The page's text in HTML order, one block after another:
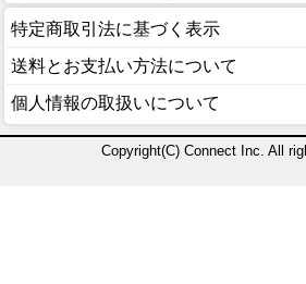
特定商取引法に基づく表示
送料とお支払い方法について
個人情報の取扱いについて
Copyright(C) Connect Inc. All